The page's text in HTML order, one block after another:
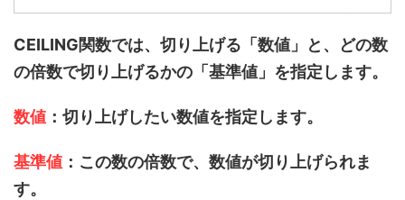
CEILING関数では、切り上げる「 数値」と、どの数
の倍数で切り上げるかの「基準値」を指定します。
数値 ：切り上げしたい数値を指定します。
基準値 ：この数の倍数で、数値が切り上げられま
す。